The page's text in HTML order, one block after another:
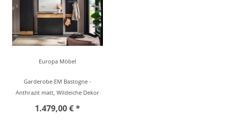
Europa Möbel
Garderobe EM Bastogne -
Anthrazit matt, Wildeiche Dekor
1.479,00 € *